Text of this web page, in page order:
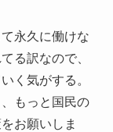
永久に働けな
る訳なので、
く気がする。
もっと国民の
お願いしま